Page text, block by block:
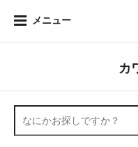
メニュー
カ